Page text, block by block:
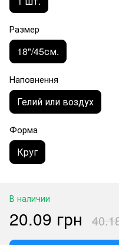
Размер
18"/45см.
Наповнення
Гелий или воздух
Форма
Круг
В наличии
20.09 грн